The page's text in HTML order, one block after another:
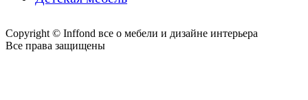
Copyright © Inffond все о мебели и дизайне интерьера
Все права защищены